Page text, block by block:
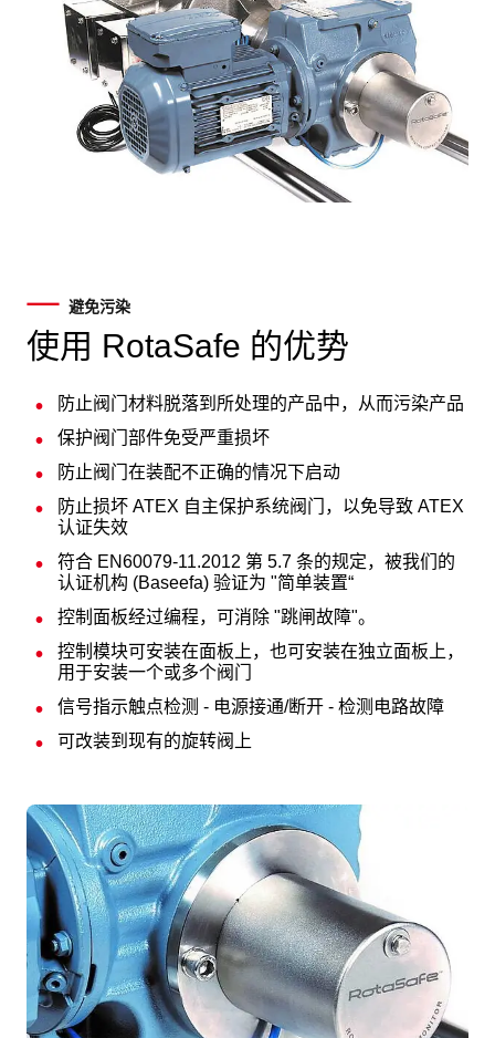
避免污染
使用 RotaSafe 的优势
防止阀门材料脱落到所处理的产品中，从而污染产品
保护阀门部件免受严重损坏
防止阀门在装配不正确的情况下启动
防止损坏 ATEX 自主保护系统阀门，以免导致 ATEX
认证失效
符合 EN60079-11.2012 第 5.7 条的规定，被我们的
认证机构 (Baseefa) 验证为 "简单装置“
控制面板经过编程，可消除 "跳闸故障"。
控制模块可安装在面板上，也可安装在独立面板上，
用于安装一个或多个阀门
信号指示触点检测 - 电源接通/断开 - 检测电路故障
可改装到现有的旋转阀上